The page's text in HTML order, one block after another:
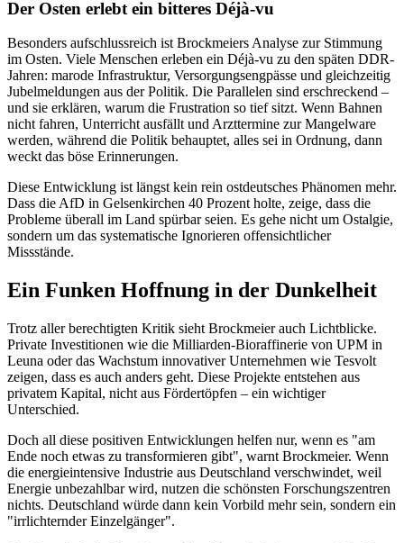
Der Osten erlebt ein bitteres Déjà-vu
Besonders aufschlussreich ist Brockmeiers Analyse zur Stimmung
im Osten. Viele Menschen erleben ein Déjà-vu zu den späten DDR-
Jahren: marode Infrastruktur, Versorgungsengpässe und gleichzeitig
Jubelmeldungen aus der Politik. Die Parallelen sind erschreckend –
und sie erklären, warum die Frustration so tief sitzt. Wenn Bahnen
nicht fahren, Unterricht ausfällt und Arzttermine zur Mangelware
werden, während die Politik behauptet, alles sei in Ordnung, dann
weckt das böse Erinnerungen.
Diese Entwicklung ist längst kein rein ostdeutsches Phänomen mehr.
Dass die AfD in Gelsenkirchen 40 Prozent holte, zeige, dass die
Probleme überall im Land spürbar seien. Es gehe nicht um Ostalgie,
sondern um das systematische Ignorieren offensichtlicher
Missstände.
Ein Funken Hoffnung in der Dunkelheit
Trotz aller berechtigten Kritik sieht Brockmeier auch Lichtblicke.
Private Investitionen wie die Milliarden-Bioraffinerie von UPM in
Leuna oder das Wachstum innovativer Unternehmen wie Tesvolt
zeigen, dass es auch anders geht. Diese Projekte entstehen aus
privatem Kapital, nicht aus Fördertöpfen – ein wichtiger
Unterschied.
Doch all diese positiven Entwicklungen helfen nur, wenn es "am
Ende noch etwas zu transformieren gibt", warnt Brockmeier. Wenn
die energieintensive Industrie aus Deutschland verschwindet, weil
Energie unbezahlbar wird, nutzen die schönsten Forschungszentren
nichts. Deutschland würde dann kein Vorbild mehr sein, sondern ein
"irrlichternder Einzelgänger".